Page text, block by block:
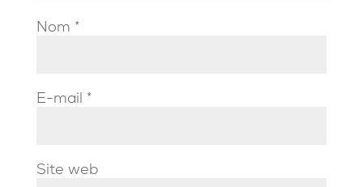
Nom *
E-mail *
Site web